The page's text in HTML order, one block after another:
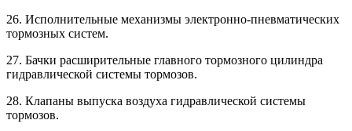
26. Исполнительные механизмы электронно-пневматических
тормозных систем.
27. Бачки расширительные главного тормозного цилиндра
гидравлической системы тормозов.
28. Клапаны выпуска воздуха гидравлической системы
тормозов.